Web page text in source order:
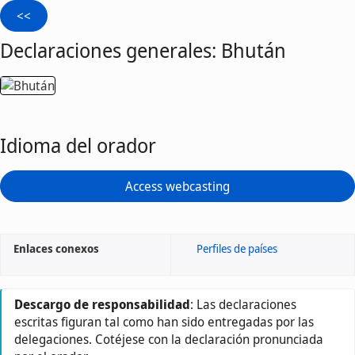
Declaraciones generales: Bhután
Idioma del orador
Access webcasting
Enlaces conexos Perfiles de países
Descargo de responsabilidad: Las declaraciones
escritas figuran tal como han sido entregadas por las
delegaciones. Cotéjese con la declaración pronunciada